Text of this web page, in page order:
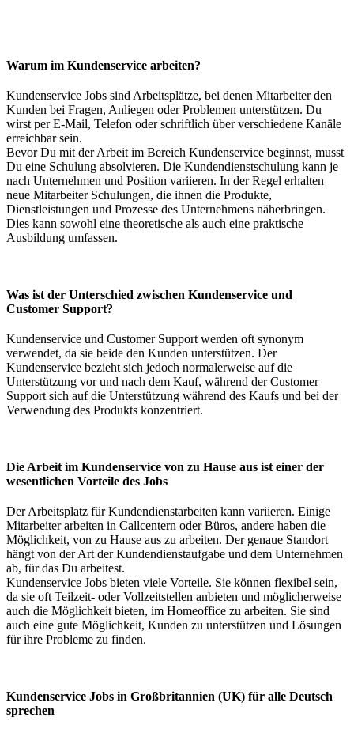
Warum im Kundenservice arbeiten?
Kundenservice Jobs sind Arbeitsplätze, bei denen Mitarbeiter den
Kunden bei Fragen, Anliegen oder Problemen unterstützen. Du
wirst per E-Mail, Telefon oder schriftlich über verschiedene Kanäle
erreichbar sein.
Bevor Du mit der Arbeit im Bereich Kundenservice beginnst, musst
Du eine Schulung absolvieren. Die Kundendienstschulung kann je
nach Unternehmen und Position variieren. In der Regel erhalten
neue Mitarbeiter Schulungen, die ihnen die Produkte,
Dienstleistungen und Prozesse des Unternehmens näherbringen.
Dies kann sowohl eine theoretische als auch eine praktische
Ausbildung umfassen.
Was ist der Unterschied zwischen Kundenservice und
Customer Support?
Kundenservice und Customer Support werden oft synonym
verwendet, da sie beide den Kunden unterstützen. Der
Kundenservice bezieht sich jedoch normalerweise auf die
Unterstützung vor und nach dem Kauf, während der Customer
Support sich auf die Unterstützung während des Kaufs und bei der
Verwendung des Produkts konzentriert.
Die Arbeit im Kundenservice von zu Hause aus ist einer der
wesentlichen Vorteile des Jobs
Der Arbeitsplatz für Kundendienstarbeiten kann variieren. Einige
Mitarbeiter arbeiten in Callcentern oder Büros, andere haben die
Möglichkeit, von zu Hause aus zu arbeiten. Der genaue Standort
hängt von der Art der Kundendienstaufgabe und dem Unternehmen
ab, für das Du arbeitest.
Kundenservice Jobs bieten viele Vorteile. Sie können flexibel sein,
da sie oft Teilzeit- oder Vollzeitstellen anbieten und möglicherweise
auch die Möglichkeit bieten, im Homeoffice zu arbeiten. Sie sind
auch eine gute Möglichkeit, Kunden zu unterstützen und Lösungen
für ihre Probleme zu finden.
Kundenservice Jobs in Großbritannien (UK) für alle Deutsch
sprechen